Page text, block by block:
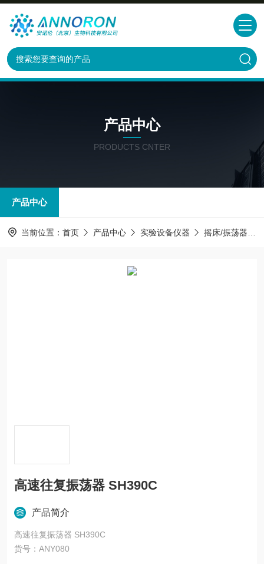
产品中心
PRODUCTS CNTER
产品中心
当前位置： 首页 产品中心 实验设备仪器 摇床/振荡器
高速往复振荡器 SH390C
产品简介
高速往复振荡器 SH390C
货号：ANY080